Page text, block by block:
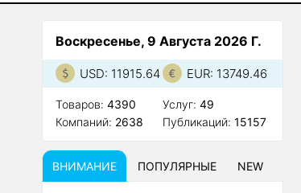
Воскресенье, 9 Августа 2026 Г.
USD: 11915.64 EUR: 13749.46
Товаров: 4390
Компаний: 2638
Услуг:49
Публикаций:15157
ВНИМАНИЕ ПОПУЛЯРНЫЕ NEW